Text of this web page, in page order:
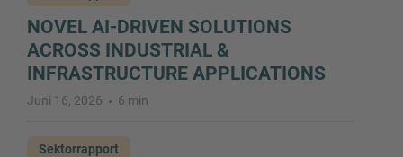
NOVEL AI-DRIVEN SOLUTIONS
ACROSS INDUSTRIAL &
INFRASTRUCTURE APPLICATIONS
Juni 16, 2026 6 min
Sektorrapport